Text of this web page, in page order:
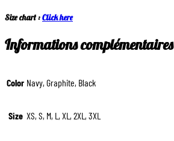
Size chart :Click here
Informations complémentaires
Color Navy, Graphite, Black
Size XS, S, M, L, XL, 2XL, 3XL